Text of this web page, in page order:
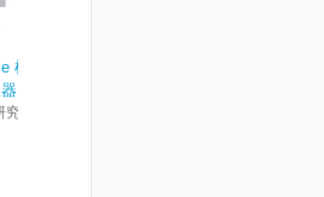
机上演
トラ...
会(編